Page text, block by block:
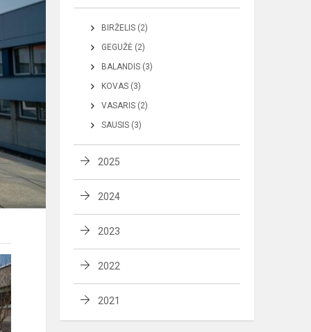
BIRŽELIS (2)
GEGUŽĖ (2)
BALANDIS (3)
KOVAS (3)
VASARIS (2)
SAUSIS (3)
2025
2024
2023
2022
2021